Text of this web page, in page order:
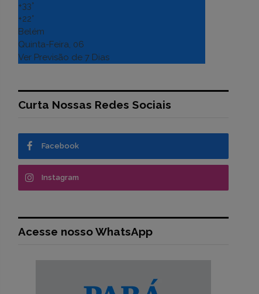
+33°
+22°
Belém
Quinta-Feira, 06
Ver Previsão de 7 Dias
Curta Nossas Redes Sociais
Facebook
Instagram
Acesse nosso WhatsApp